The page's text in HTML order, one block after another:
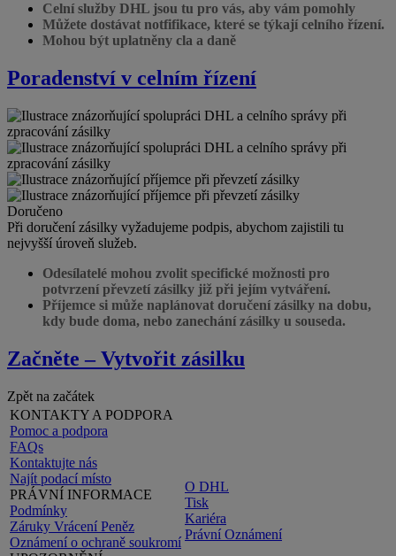
Celní služby DHL jsou tu pro vás, aby vám pomohly
Můžete dostávat notfifikace, které se týkají celního řízení.
Mohou být uplatněny cla a daně
Poradenství v celním řízení
Doručeno
Při doručení zásilky vyžadujeme podpis, abychom zajistili tu
nejvyšší úroveň služeb.
Odesílatelé mohou zvolit specifické možnosti pro
potvrzení převzetí zásilky již při jejím vytváření.
Příjemce si může naplánovat doručení zásilky na dobu,
kdy bude doma, nebo zanechání zásilky u souseda.
Začněte – Vytvořit zásilku
Zpět na začátek
KONTAKTY A PODPORA
Pomoc a podpora
FAQs
Kontaktujte nás
Najít podací místo
PRÁVNÍ INFORMACE
Podmínky
Záruky Vrácení Peněz
Oznámení o ochraně soukromí
O DHL
Tisk
Kariéra
Právní Oznámení